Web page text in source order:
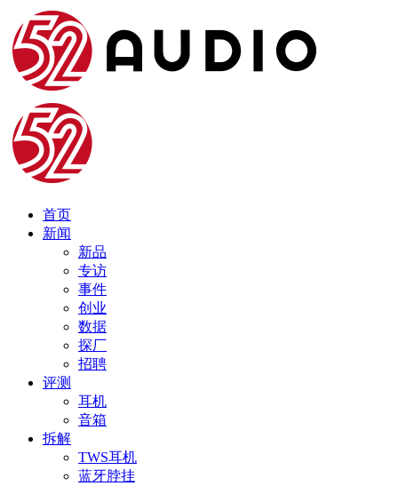
首页
新闻
新品
专访
事件
创业
数据
探厂
招聘
评测
耳机
音箱
拆解
TWS耳机
蓝牙脖挂